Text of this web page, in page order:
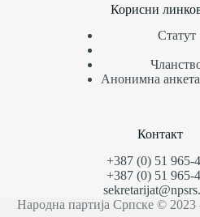
Корисни
Статут
Анонимна
Контакт
+387 (0) 51 965-
+387 (0) 51 965-
Народна партија Српске © 2023